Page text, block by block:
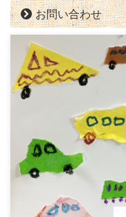
お問い合わせ